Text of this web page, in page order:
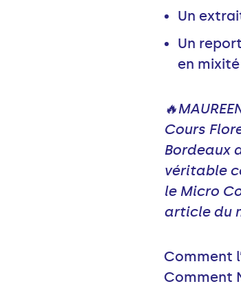
Un
Un
en
Cours
Bordeaux
véritable
le Micro
article du
Comment
Comment